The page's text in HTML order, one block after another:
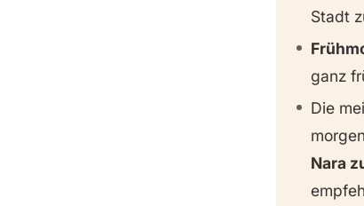
Stadt
ganz
Die
Nara